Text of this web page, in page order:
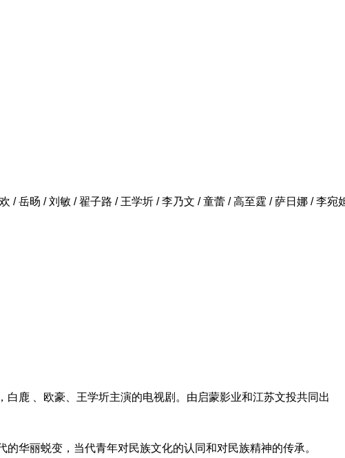
/ 岳旸 / 刘敏 / 翟子路 / 王学圻 / 李乃文 / 童蕾 / 高至霆 / 萨日娜 / 李宛
白鹿 、欧豪、王学圻主演的电视剧。由启蒙影业和江苏文投共同出
华丽蜕变，当代青年对民族文化的认同和对民族精神的传承。